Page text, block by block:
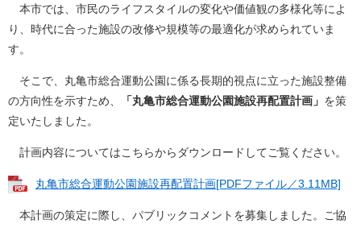
本市では、市民のライフスタイルの変化や価値観の多様化等によ
り、時代に合った施設の改修や規模等の最適化が求められていま
す。
そこで、丸亀市総合運動公園に係る長期的視点に立った施設整備
の方向性を示すため、
「丸亀市総合運動公園施設再配置計画」 を策
定いたしました。
計画内容についてはこちらからダウンロードしてご覧ください。
丸亀市総合運動公園施設再配置計画[PDFファイル／3.11MB]
本計画の策定に際し、パブリックコメントを募集しました。ご協